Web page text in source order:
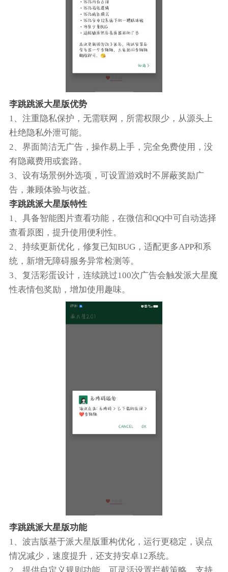
李跳跳派大星版优势
1、注重隐私保护，无需联网，所需权限少，从源头上
杜绝隐私外泄可能。
2、界面简洁无广告，操作易上手，完全免费使用，没
有隐藏费用或套路。
3、设有场景例外选项，可设置游戏时不屏蔽奖励广
告，兼顾体验与收益。
李跳跳派大星版特性
1、具备智能图片查看功能，在微信和QQ中可自动选择
查看原图，提升使用便利性。
2、持续更新优化，修复已知BUG，适配更多APP和系
统，新增无障碍服务异常检测等。
3、复活彩蛋设计，连续跳过100次广告会触发派大星魔
性表情包奖励，增加使用趣味。
李跳跳派大星版功能
1、波吉版基于派大星版重构优化，运行更稳定，误点
情况减少，速度提升，还支持安卓12系统。